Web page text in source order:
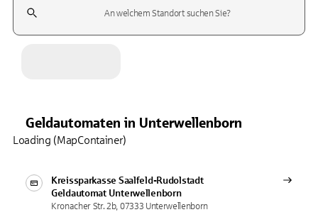
Geldautomaten in Unterwellenborn
Kreissparkasse Saalfeld-Rudolstadt
Geldautomat Unterwellenborn
Kronacher Str. 2b, 07333 Unterwellenborn
Loading (MapContainer)